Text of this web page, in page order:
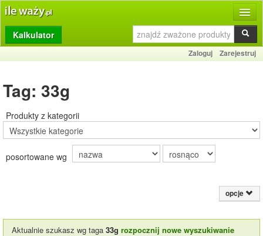
Produkty
Dziennik
Przelicznik
Porady
Słownik
Kalkulator
Zaloguj Zarejestruj
Tag: 33g
Produkty z kategorii
posortowane wg
opcje
Aktualnie szukasz wg taga 33g rozpocznij nowe wyszukiwanie